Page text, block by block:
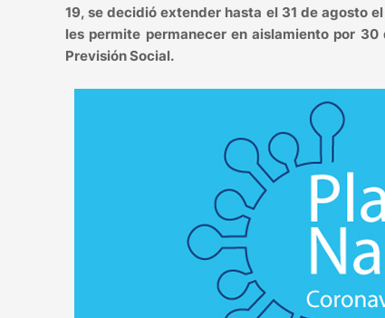
19, se decidió extender hasta el 31 de agosto
les permite permanecer en aislamiento por
Previsión Social.